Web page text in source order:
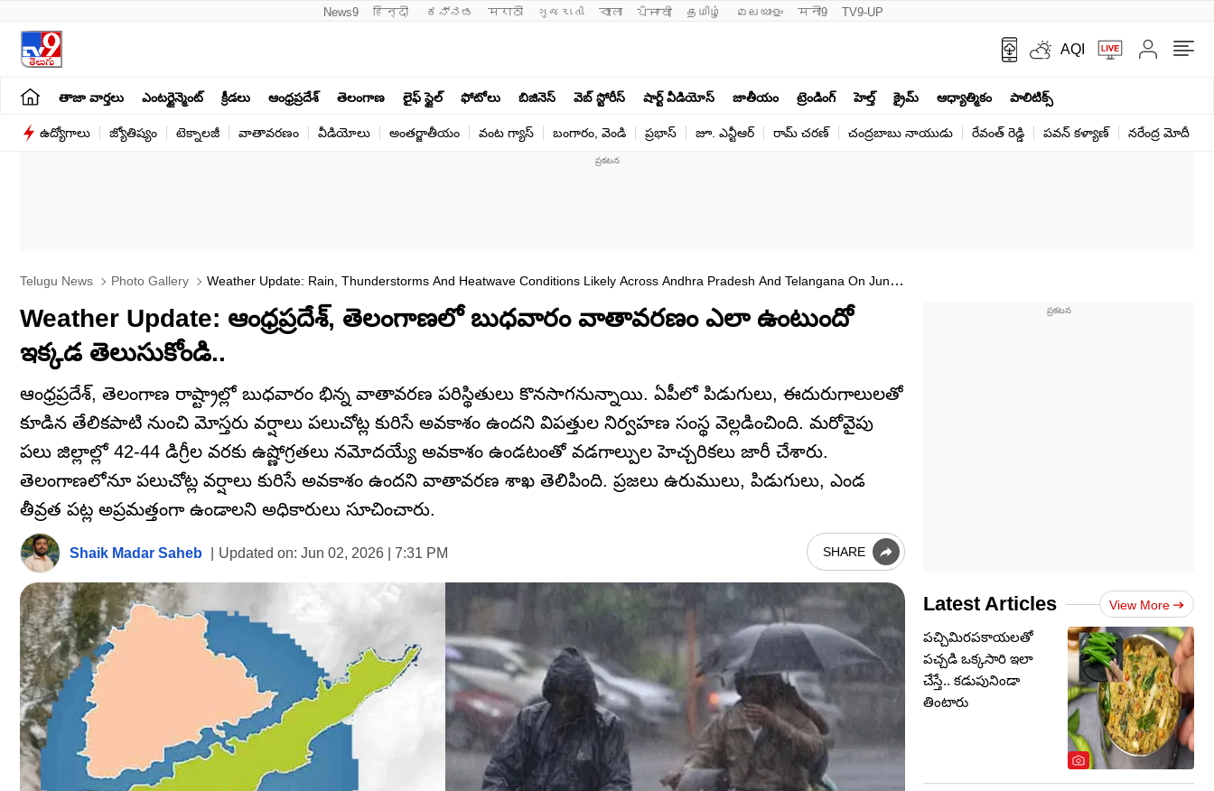
News9 हिन्दी ಕನ್ನಡ मराठी ગુજરાતી বাংলা ਪੰਜਾਬੀ தமிழ் മലയാളം मनी9 TV9-UP
AQI
తాజా వార్తలు ఎంటర్టైన్మెంట్ క్రీడలు ఆంధ్రప్రదేశ్ తెలంగాణ లైఫ్ స్టైల్ ఫోటోలు బిజినెస్ వెబ్ స్టోరీస్ షార్ట్ వీడియోస్ జాతీయం ట్రెండింగ్ హెల్త్‌ క్రైమ్ ఆధ్యాత్మికం పాలిటిక్స్‌
ఉద్యోగాలు జ్యోతిష్యం టెక్నాలజీ వాతావరణం వీడియోలు అంతర్జాతీయం వంట గ్యాస్ బంగారం, వెండి ప్రభాస్ జూ. ఎన్టీఆర్ రామ్ చ‌ర‌ణ్‌ చంద్రబాబు నాయుడు రేవంత్ రెడ్డి పవన్ కళ్యాణ్ నరేంద్ర మోదీ
Telugu News Photo Gallery
Weather Update: Rain, Thunderstorms And Heatwave Conditions Likely Across Andhra Pradesh And Telangana On June
Weather Update: ఆంధ్రప్రదేశ్, తెలంగాణలో బుధవారం వాతావరణం ఎలా ఉంటుందో
ఇక్కడ తెలుసుకోండి..
ఆంధ్రప్రదేశ్, తెలంగాణ రాష్ట్రాల్లో బుధవారం భిన్న వాతావరణ పరిస్థితులు కొనసాగనున్నాయి. ఏపీలో పిడుగులు, ఈదురుగాలులతో
కూడిన తేలికపాటి నుంచి మోస్తరు వర్షాలు పలుచోట్ల కురిసే అవకాశం ఉందని విపత్తుల నిర్వహణ సంస్థ వెల్లడించింది. మరోవైపు
పలు జిల్లాల్లో 42-44 డిగ్రీల వరకు ఉష్ణోగ్రతలు నమోదయ్యే అవకాశం ఉండటంతో వడగాల్పుల హెచ్చరికలు జారీ చేశారు.
తెలంగాణలోనూ పలుచోట్ల వర్షాలు కురిసే అవకాశం ఉందని వాతావరణ శాఖ తెలిపింది. ప్రజలు ఉరుములు, పిడుగులు, ఎండ
తీవ్రత పట్ల అప్రమత్తంగా ఉండాలని అధికారులు సూచించారు.
Shaik Madar Saheb Updated on: Jun 02, 2026 | 7:31 PM SHARE
Latest Articles View More
పచ్చిమిరపకాయలతో
పచ్చడి ఒక్కసారి ఇలా
చేస్తే.. కడుపునిండా
తింటారు